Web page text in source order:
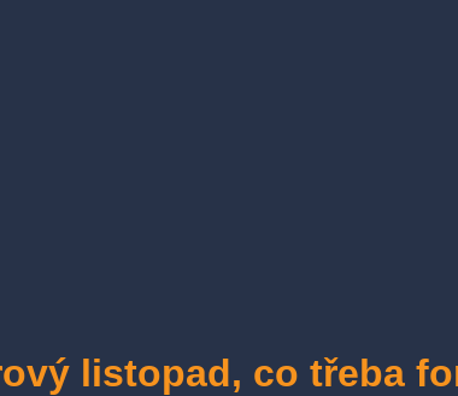
listopad, co třeba